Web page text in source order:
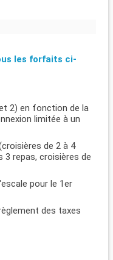
les forfaits ci-
2) en fonction de la
limitée à un
de 2 à 4
3 repas, croisières de
pour le 1er
des taxes